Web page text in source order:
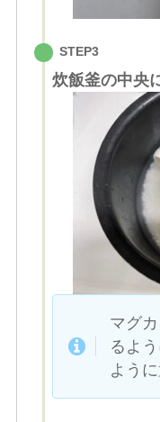
STEP3
炊飯釜の中央
マグ
るよ
よう